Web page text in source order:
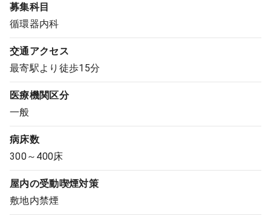
転職ノウハウ
受付時間
クリニック開業
DtoDとは
お問合せ
募集科目
循環器内科
交通アクセス
最寄駅より徒歩15分
医療機関区分
一般
病床数
300～400床
屋内の受動喫煙対策
敷地内禁煙